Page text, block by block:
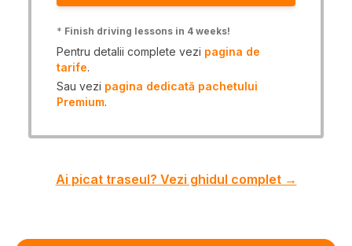
* Finish driving lessons in 4 weeks!
Pentru detalii complete vezi pagina de
tarife.
Sau vezi pagina dedicată pachetului
Premium.
Ai picat traseul? Vezi ghidul complet →